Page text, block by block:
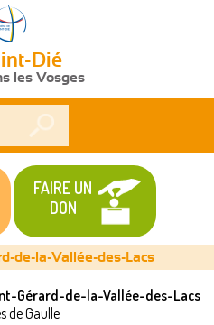
Dié
les Vosges
FAIRE UN
DON
de-la-Vallée-des-Lacs
Gérard-de-la-Vallée-des-Lacs
de Gaulle